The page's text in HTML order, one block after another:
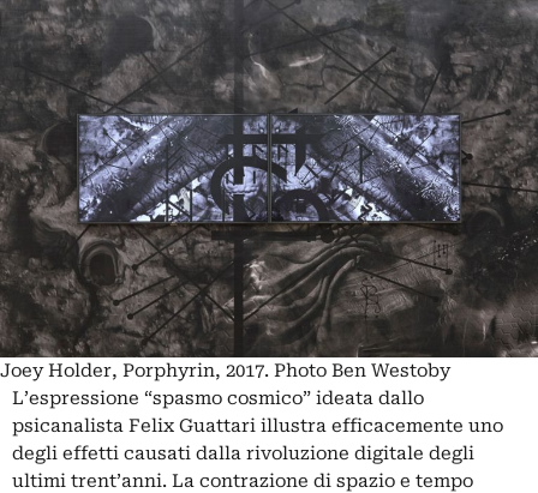
Joey Holder, Porphyrin, 2017. Photo Ben Westoby
L’espressione “spasmo cosmico” ideata dallo
psicanalista Felix Guattari illustra efficacemente uno
degli effetti causati dalla rivoluzione digitale degli
ultimi trent’anni. La contrazione di spazio e tempo